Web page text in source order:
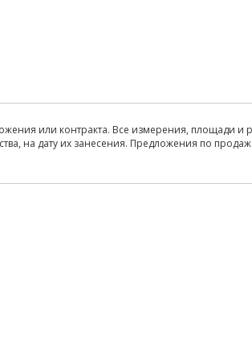
или контракта. Все измерения, площади
на дату их занесения. Предложения по